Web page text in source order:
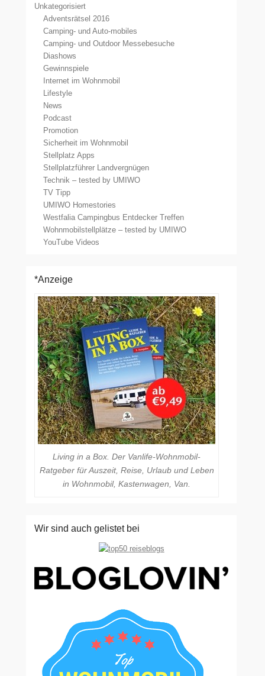
Unkategorisiert
Adventsrätsel 2016
Camping- und Auto-mobiles
Camping- und Outdoor Messebesuche
Diashows
Gewinnspiele
Internet im Wohnmobil
Lifestyle
News
Podcast
Promotion
Sicherheit im Wohnmobil
Stellplatz Apps
Stellplatzführer Landvergnügen
Technik – tested by UMIWO
TV Tipp
UMIWO Homestories
Westfalia Campingbus Entdecker Treffen
Wohnmobilstellplätze – tested by UMIWO
YouTube Videos
*Anzeige
Living in a Box. Der Vanlife-Wohnmobil-
Ratgeber für Auszeit, Reise, Urlaub und Leben
in Wohnmobil, Kastenwagen, Van.
Wir sind auch gelistet bei